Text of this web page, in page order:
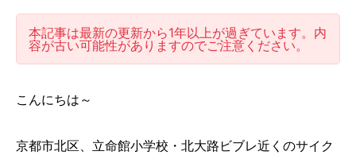
本記事は最新の更新から1年以上が過ぎています。内
容が古い可能性がありますのでご注意ください。
こんにちは～
京都市北区、立命館小学校・北大路ビブレ近くのサイク